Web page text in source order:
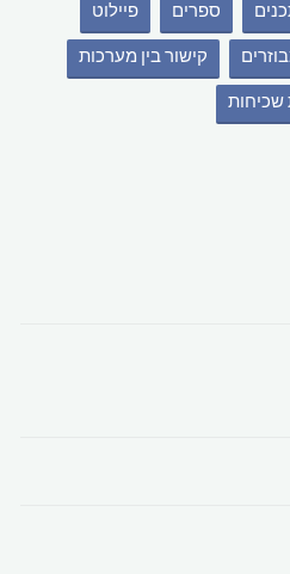
ספרים פיילוט
קישור בין מערכות
שכיחות